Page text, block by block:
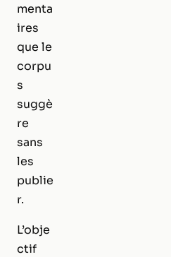
menta
ires
que le
corpu
s
suggè
re
sans
les
publie
r.
L’obje
ctif